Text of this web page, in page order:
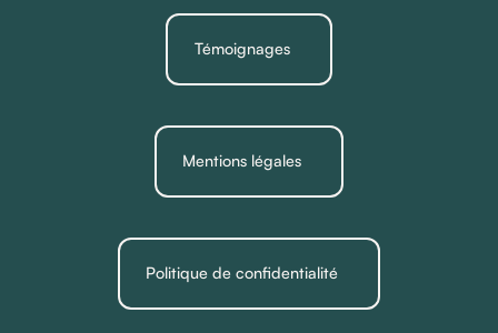
Témoignages
Mentions légales
Politique de confidentialité